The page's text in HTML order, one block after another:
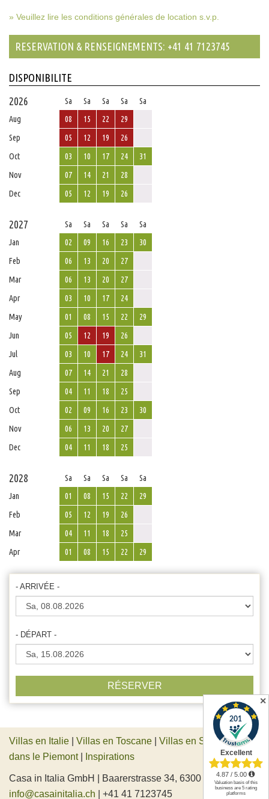
» Veuillez lire les conditions générales de location s.v.p.
RESERVATION & RENSEIGNEMENTS: +41 41 7123745
DISPONIBILITE
2026
Sa Sa Sa Sa
Sa
Aug
08 15 22
29
Sep
05 12 19
26
Oct
03 10 17 24
31
Nov
07 14 21
28
Dec
05 12 19 26
2027 Sa Sa Sa Sa
Sa
Jan
02 09 16 23
30
Feb
06 13 20
27
Mar
06 13 20
27
Apr
03 10 17
24
May
01 08 15 22
29
Jun
05 12 19
26
Jul
03 10 17 24
31
Aug
07 14 21
28
Sep
04 11 18
25
Oct
02 09 16 23
30
Nov
06 13 20
27
Dec
04 11 18 25
2028 Sa Sa Sa Sa
Sa
Jan
01 08 15 22
29
Feb
05 12 19
26
Mar
04 11 18
25
Apr
01 08 15 22 29
- ARRIVÉE -
- DÉPART -
RÉSERVER
Villas en Italie Villas en Toscane Villas en Sicile|Villas
dans le Piemont| Inspirations
Casa in Italia GmbH | Baarerstrasse 34, 6300 Zug, Suisse |
info@casainitalia.ch | +41 41 7123745
✕